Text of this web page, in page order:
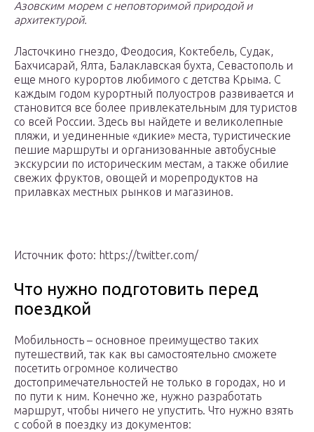
Азовским морем с неповторимой природой и
архитектурой.
Ласточкино гнездо, Феодосия, Коктебель, Судак,
Бахчисарай, Ялта, Балаклавская бухта, Севастополь и
еще много курортов любимого с детства Крыма. С
каждым годом курортный полуостров развивается и
становится все более привлекательным для туристов
со всей России. Здесь вы найдете и великолепные
пляжи, и уединенные «дикие» места, туристические
пешие маршруты и организованные автобусные
экскурсии по историческим местам, а также обилие
свежих фруктов, овощей и морепродуктов на
прилавках местных рынков и магазинов.
Источник фото: https://twitter.com/
Что нужно подготовить перед
поездкой
Мобильность – основное преимущество таких
путешествий, так как вы самостоятельно сможете
посетить огромное количество
достопримечательностей не только в городах, но и
по пути к ним. Конечно же, нужно разработать
маршрут, чтобы ничего не упустить. Что нужно взять
с собой в поездку из документов: